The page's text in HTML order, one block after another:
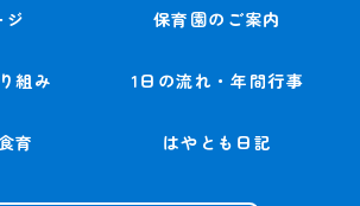
ジ 保育園のご案内
組み 1日の流れ・年間行事
育 はやとも日記